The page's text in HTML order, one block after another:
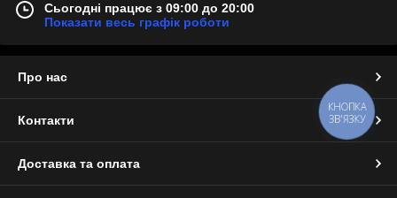
Сьогодні працює з 09:00 до 20:00
Показати весь графік роботи
Про нас
Контакти
Доставка та оплата
КНОПКА
ЗВ'ЯЗКУ